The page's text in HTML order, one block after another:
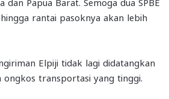
rantai pasoknya akan lebih
Elpiji tidak lagi didatangkan
ongkos transportasi yang tinggi.